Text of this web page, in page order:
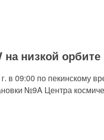
на низкой орбите
в 09:00 по пекинскому
№9A Центра